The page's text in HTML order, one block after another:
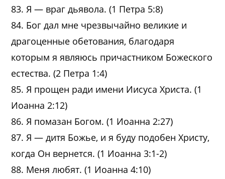
83. Я — враг дьявола. (1 Петра 5:8)
84. Бог дал мне чрезвычайно великие и
драгоценные обетования, благодаря
которым я являюсь причастником Божеского
естества. (2 Петра 1:4)
85. Я прощен ради имени Иисуса Христа. (1
Иоанна 2:12)
86. Я помазан Богом. (1 Иоанна 2:27)
87. Я — дитя Божье, и я буду подобен Христу,
когда Он вернется. (1 Иоанна 3:1-2)
88. Меня любят. (1 Иоанна 4:10)